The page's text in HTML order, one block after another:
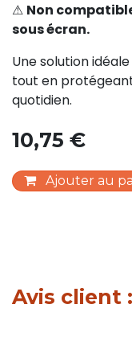
⚠ Non
sous écran.
Une solution
tout en
quotidien.
10,75 €
Ajouter au
Avis client :